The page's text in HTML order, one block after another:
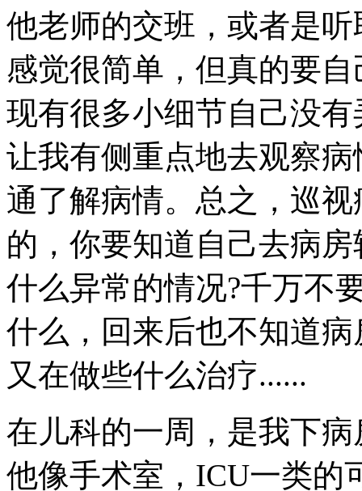
他老师的交班，或者是
感觉很简单，但真的要
现有很多小细节自己没
让我有侧重点地去观察
通了解病情。总之，巡
的，你要知道自己去病
什么异常的情况?千万不
什么，回来后也不知道
又在做些什么治疗......
在儿科的一周，是我下
他像手术室，ICU一类的